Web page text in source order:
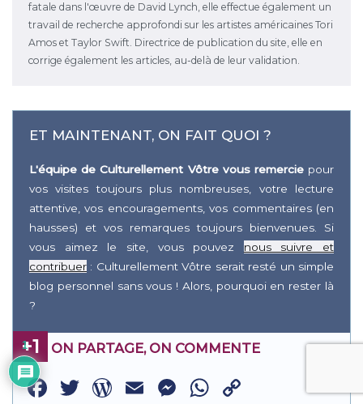
fatale dans l'œuvre de David Lynch, elle effectue également un
travail de recherche approfondi sur les artistes américaines Tori
Amos et Taylor Swift. Directrice de publication du site, elle en
corrige également les articles, au-delà de leur validation.
ET MAINTENANT, ON FAIT QUOI ?
L'équipe de Culturellement Vôtre vous remerciepour
vos visites toujours plus nombreuses, votre lecture
attentive, vos encouragements, vos commentaires (en
hausses) et vos remarques toujours bienvenues. Si
vous aimez le site, vous pouvez nous suivre et
contribuer : Culturellement Vôtre serait resté un simple
blog personnel sans vous ! Alors, pourquoi en rester là
?
+1 ON PARTAGE, ON COMMENTE
Facebook
Twitter
WordPress
EmailMessenger
WhatsApp
Copy
1